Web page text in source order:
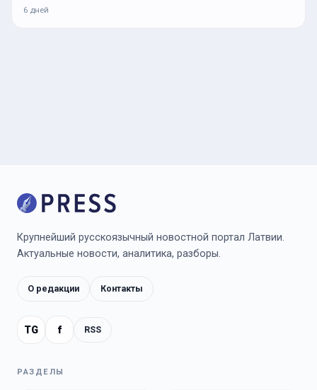
6 дней
Крупнейший русскоязычный новостной портал Латвии.
Актуальные новости, аналитика, разборы.
О редакции Контакты
TG f RSS
РАЗДЕЛЫ